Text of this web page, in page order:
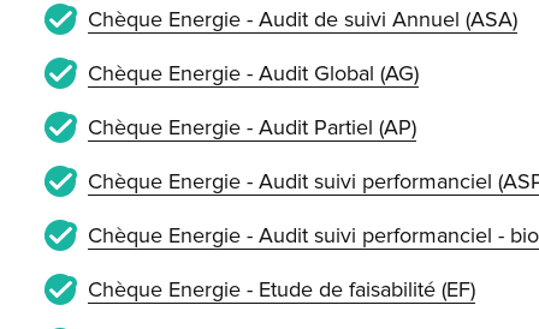
Chèque Energie - Audit de suivi Annuel (ASA)
Chèque Energie - Audit Global (AG)
Chèque Energie - Audit Partiel (AP)
Chèque Energie - Audit suivi performanciel
Chèque Energie - Audit suivi performanciel -
Chèque Energie - Etude de faisabilité (EF)